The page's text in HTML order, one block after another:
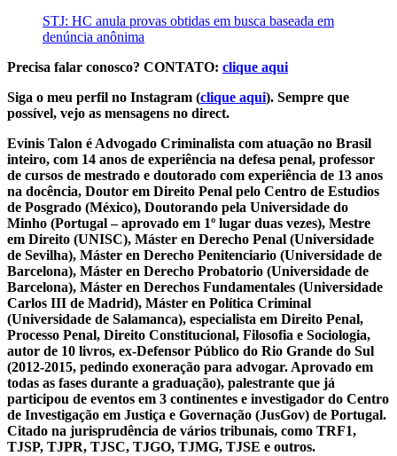
STJ: HC anula provas obtidas em busca baseada em
denúncia anônima
Precisa falar conosco? CONTATO: clique aqui
Siga o meu perfil no Instagram (clique aqui). Sempre que
possível, vejo as mensagens no direct.
Evinis Talon é Advogado Criminalista com atuação no Brasil
inteiro, com 14 anos de experiência na defesa penal, professor
de cursos de mestrado e doutorado com experiência de 13 anos
na docência, Doutor em Direito Penal pelo Centro de Estudios
de Posgrado (México), Doutorando pela Universidade do
Minho (Portugal – aprovado em 1º lugar duas vezes), Mestre
em Direito (UNISC), Máster en Derecho Penal (Universidade
de Sevilha), Máster en Derecho Penitenciario (Universidade de
Barcelona), Máster en Derecho Probatorio (Universidade de
Barcelona), Máster en Derechos Fundamentales (Universidade
Carlos III de Madrid), Máster en Política Criminal
(Universidade de Salamanca), especialista em Direito Penal,
Processo Penal, Direito Constitucional, Filosofia e Sociologia,
autor de 10 livros, ex-Defensor Público do Rio Grande do Sul
(2012-2015, pedindo exoneração para advogar. Aprovado em
todas as fases durante a graduação), palestrante que já
participou de eventos em 3 continentes e investigador do Centro
de Investigação em Justiça e Governação (JusGov) de Portugal.
Citado na jurisprudência de vários tribunais, como TRF1,
TJSP, TJPR, TJSC, TJGO, TJMG, TJSE e outros.